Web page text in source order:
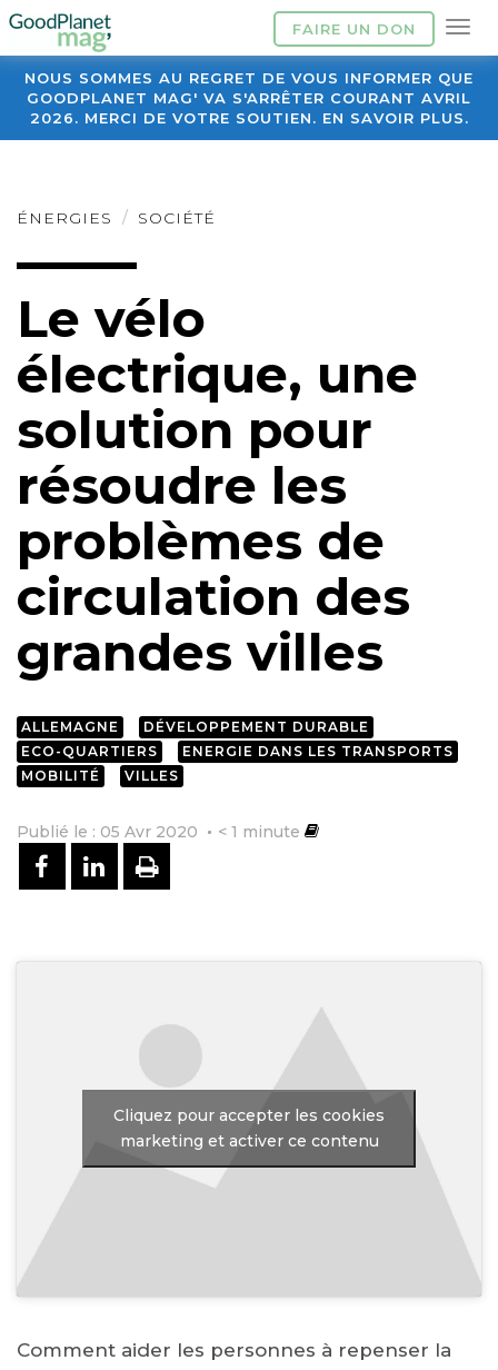
FAIRE UN DON
NOUS SOMMES AU REGRET DE VOUS INFORMER QUE
GOODPLANET MAG' VA S'ARRÊTER COURANT AVRIL
2026. MERCI DE VOTRE SOUTIEN. EN SAVOIR PLUS.
ÉNERGIES SOCIÉTÉ
Le vélo
électrique, une
solution pour
résoudre les
problèmes de
circulation des
grandes villes
ALLEMAGNE
DÉVELOPPEMENT DURABLE
ECO-QUARTIERS
ENERGIE DANS LES TRANSPORTS
MOBILITÉ
VILLES
Publié le : 05 Avr 2020 < 1 minute
PARTAGER SUR FACEBOOK
PARTAGER SUR LINKEDIN
IMPRIMER
Cliquez pour accepter les cookies
marketing et activer ce contenu
Comment aider les personnes à repenser la